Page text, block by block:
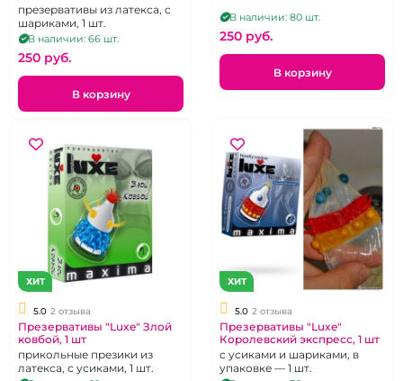
презервативы из латекса, с
шариками, 1 шт.
В наличии: 66 шт.
250 pуб.
В корзину
В наличии: 80 шт.
250 pуб.
В корзину
ХИТ
5.0 2 отзыва
Презервативы "Luxe" Злой
ковбой, 1 шт
прикольные презики из
латекса, с усиками, 1 шт.
ХИТ
5.0 2 отзыва
Презервативы "Luxe"
Королевский экспресс, 1 шт
с усиками и шариками, в
упаковке — 1 шт.